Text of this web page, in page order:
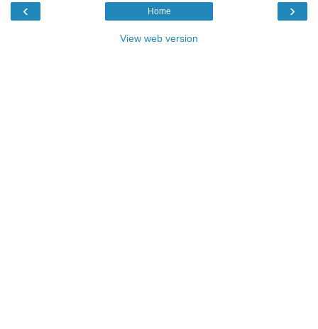
‹ ›
Home
View web version